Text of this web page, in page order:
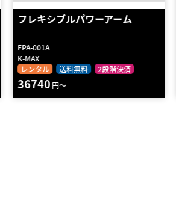
フレキシブルパワーアーム
FPA-001A
K-MAX
レンタル
送料無料 2段階決済
36740円～